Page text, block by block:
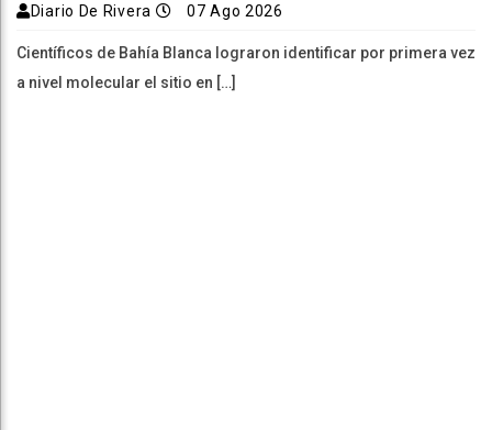
Diario De Rivera 07 Ago 2026
Científicos de Bahía Blanca lograron identificar por primera vez
a nivel molecular el sitio en […]